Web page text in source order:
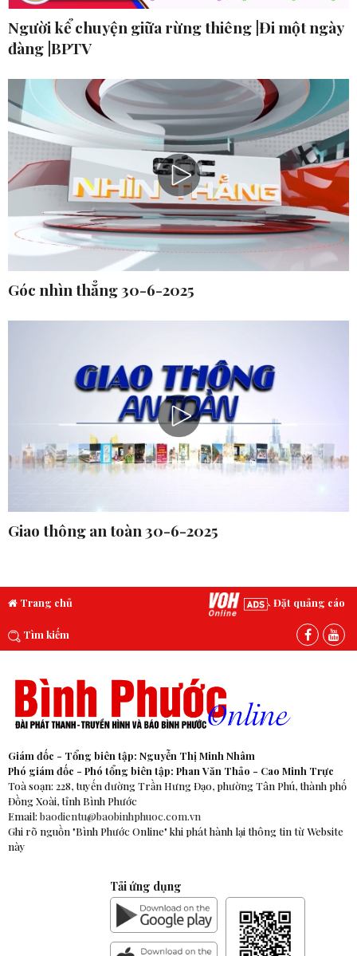
Người kể chuyện giữa rừng thiêng |Đi một ngày
đàng |BPTV
Góc nhìn thẳng 30-6-2025
Giao thông an toàn 30-6-2025
Trang chủ Đặt quảng cáo
Tìm kiếm
Giám đốc - Tổng biên tập: Nguyễn Thị Minh Nhâm
Phó giám đốc - Phó tổng biên tập: Phan Văn Thảo - Cao Minh Trực
Toà soạn: 228, tuyến đường Trần Hưng Đạo, phường Tân Phú, thành phố
Đồng Xoài, tỉnh Bình Phước
Email: baodientu@baobinhphuoc.com.vn
Ghi rõ nguồn "Bình Phước Online" khi phát hành lại thông tin từ Website
này
Tải ứng dụng